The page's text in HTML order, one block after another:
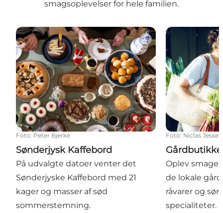
smagsoplevelser for hele familien.
Sønderjysk Kaffebord
Foto: Peter Bjerke
Sønderjysk Kaffebord
På udvalgte datoer venter det
Sønderjyske Kaffebord med 21
kager og masser af sød
sommerstemning.
Gårdbutikker
Foto: Niclas Jessen
Oplev
de lokale
råvarer og
specialiteter.